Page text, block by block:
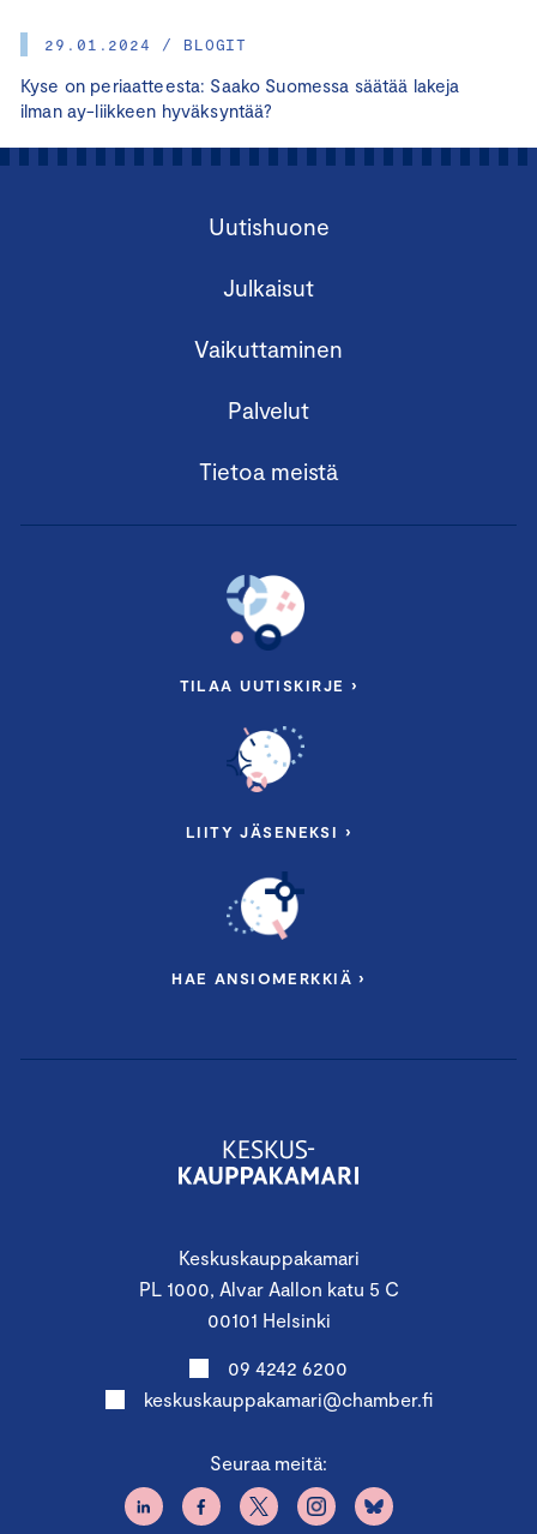
29.01.2024 / BLOGIT
Kyse on periaatteesta: Saako Suomessa säätää lakeja
ilman ay-liikkeen hyväksyntää?
Keskuskauppakamari
PL 1000, Alvar Aallon katu 5 C
00101 Helsinki
09 4242 6200
keskuskauppakamari@chamber.fi
Seuraa meitä:
Uutishuone
Julkaisut
Vaikuttaminen
Palvelut
Tietoa meistä
TILAA UUTISKIRJE ›
LIITY JÄSENEKSI ›
HAE ANSIOMERKKIÄ ›